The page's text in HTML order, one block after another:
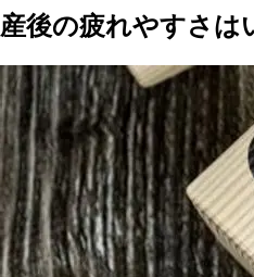
産後の疲れやすさは